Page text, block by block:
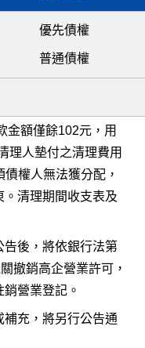
優先債權
普通債權
金額僅餘102元，用
理人墊付之清理費用
權人無法獲分配，
清理期間收支表及
告後，將依銀行法第
撤銷高企營業許可，
營業登記。
充，將另行公告通